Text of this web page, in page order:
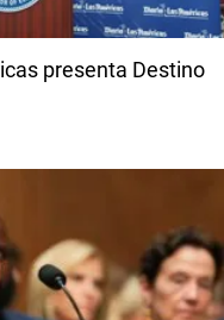
presenta Destino